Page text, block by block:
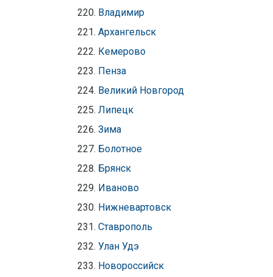
Владимир
Архангельск
Кемерово
Пенза
Великий Новгород
Липецк
Зима
Болотное
Брянск
Иваново
Нижневартовск
Ставрополь
Улан Удэ
Новороссийск